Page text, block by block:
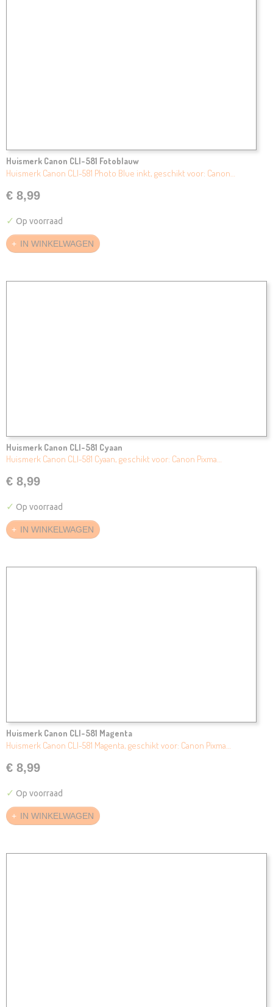
Huismerk Canon CLI-581 Fotoblauw
Huismerk Canon CLI-581 Photo Blue inkt, geschikt voor: Canon…
€ 8,99
✓ Op voorraad
IN WINKELWAGEN
Huismerk Canon CLI-581 Cyaan
Huismerk Canon CLI-581 Cyaan, geschikt voor: Canon Pixma…
€ 8,99
✓ Op voorraad
IN WINKELWAGEN
Huismerk Canon CLI-581 Magenta
Huismerk Canon CLI-581 Magenta, geschikt voor: Canon Pixma…
€ 8,99
✓ Op voorraad
IN WINKELWAGEN